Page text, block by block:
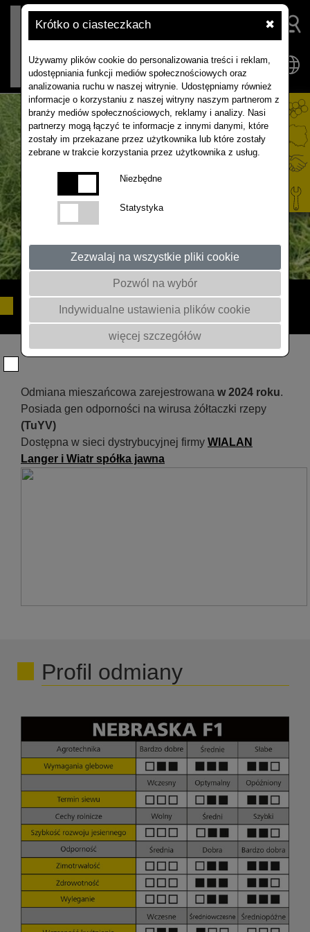
Krótko o ciasteczkach ✖
Używamy plików cookie do personalizowania treści i reklam,
udostępniania funkcji mediów społecznościowych oraz
analizowania ruchu w naszej witrynie. Udostępniamy również
informacje o korzystaniu z naszej witryny naszym partnerom z
branży mediów społecznościowych, reklamy i analizy. Nasi
partnerzy mogą łączyć te informacje z innymi danymi, które
zostały im przekazane przez użytkownika lub które zostały
zebrane w trakcie korzystania przez użytkownika z usług.
Niezbędne
Statystyka
Zezwalaj na wszystkie pliki cookie
Pozwól na wybór
Indywidualne ustawienia plików cookie
więcej szczegółów
NEBRASKA F1
Odmiana mieszańcowa zarejestrowana w 2024 roku.
Posiada gen odporności na wirusa żółtaczki rzepy
(TuYV)
Dostępna w sieci dystrybucyjnej firmy WIALAN
Langer i Wiatr spółka jawna
Profil odmiany